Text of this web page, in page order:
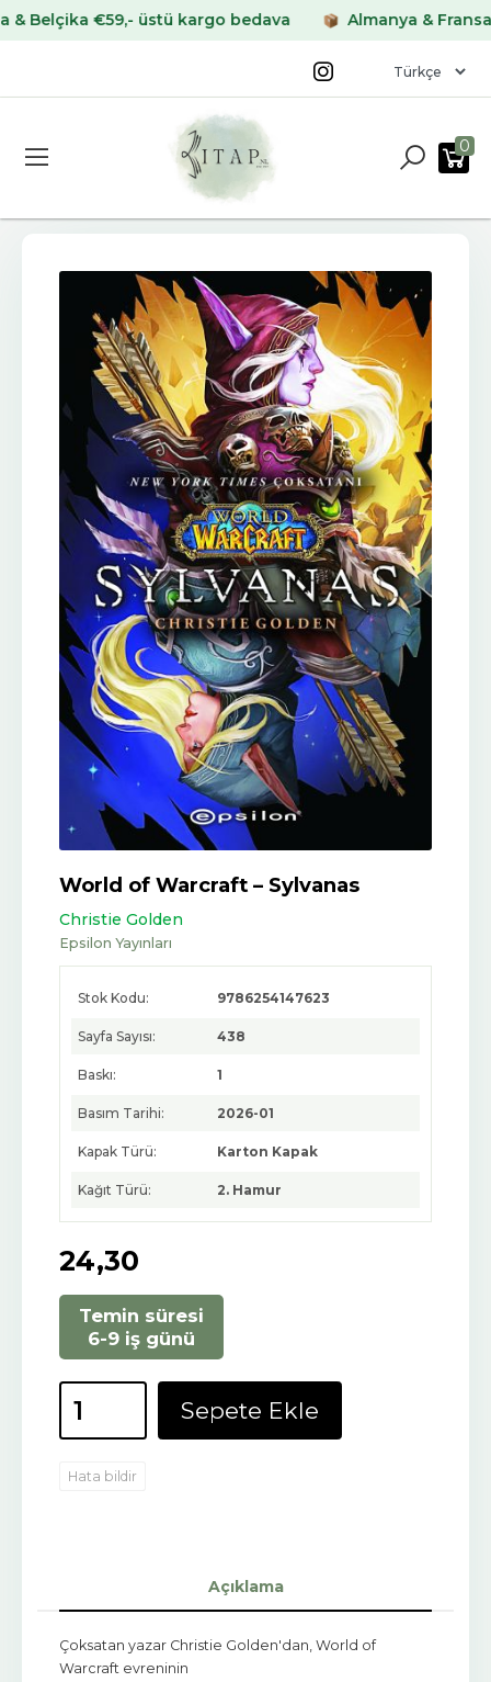
€59,- üstü kargo bedava Almanya & Fransa
0
World of Warcraft – Sylvanas
Christie Golden
Epsilon Yayınları
Stok Kodu: 9786254147623
Sayfa Sayısı: 438
Baskı: 1
Basım Tarihi: 2026-01
Kapak Türü: Karton Kapak
Kağıt Türü: 2. Hamur
24,30
Temin süresi
6-9 iş günü
Sepete Ekle
Hata bildir
Açıklama
Çoksatan yazar Christie Golden'dan, World of
Warcraft evreninin